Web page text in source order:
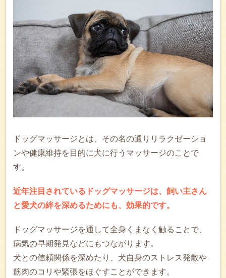
ドッグマッサージとは、その名の通りリラクゼーショ
ンや健康維持を目的に犬に行うマッサージのことで
す。
近年注目されているドッグマッサージは、飼い主さん
と愛犬の絆を深めるためにも、効果的です。
ドッグマッサージを通して全身くまなく触ることで、
病気の早期発見などにもつながります。
犬との信頼関係を深めたり、犬自身のストレス発散や
筋肉のコリや緊張をほぐすことができます。